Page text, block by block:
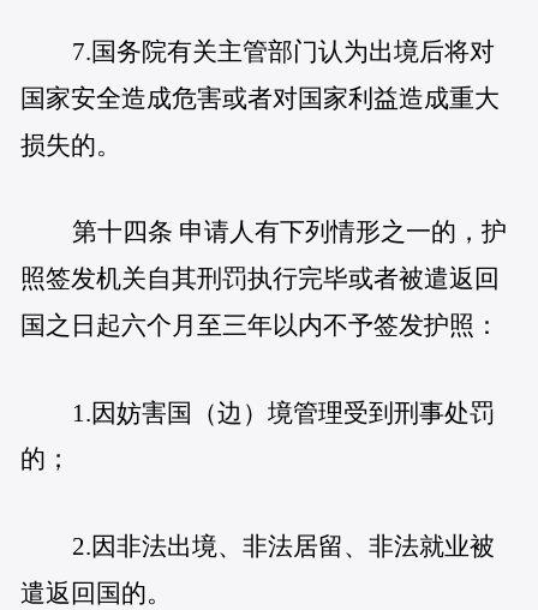
7.国务院有关主管部门认为出境后将对
国家安全造成危害或者对国家利益造成重大
损失的。
第十四条 申请人有下列情形之一的，护
照签发机关自其刑罚执行完毕或者被遣返回
国之日起六个月至三年以内不予签发护照：
1.因妨害国（边）境管理受到刑事处罚
的；
2.因非法出境、非法居留、非法就业被
遣返回国的。